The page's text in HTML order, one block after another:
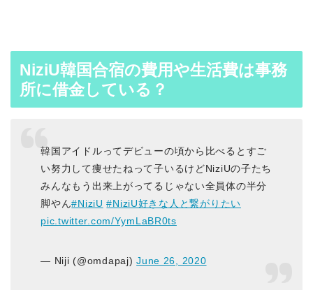
NiziU韓国合宿の費用や生活費は事務
所に借金している？
韓国アイドルってデビューの頃から比べるとすご
い努力して痩せたねって子いるけどNiziUの子たち
みんなもう出来上がってるじゃない全員体の半分
脚やん#NiziU #NiziU好きな人と繋がりたい
pic.twitter.com/YymLaBR0ts
— Niji (@omdapaj)June 26, 2020